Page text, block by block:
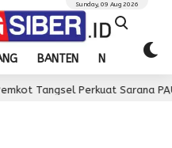
BANTEN NASIONAL
Sunday, 09 Aug 2026
Perkuat Sarana PAUD,